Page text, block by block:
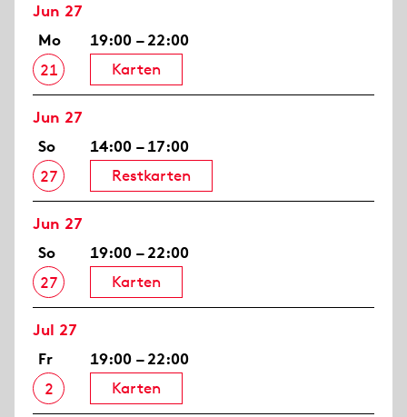
Jun 27
Mo
21
19:00 – 22:00
Karten
Jun 27
So
27
14:00 – 17:00
Restkarten
Jun 27
So
27
19:00 – 22:00
Karten
Jul 27
Fr
2
19:00 – 22:00
Karten